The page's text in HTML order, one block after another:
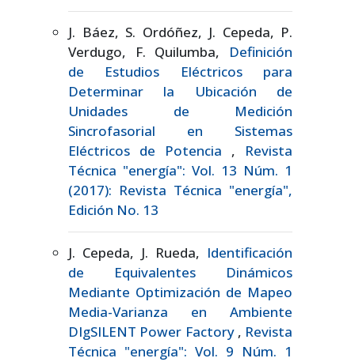
J. Báez, S. Ordóñez, J. Cepeda, P.
Verdugo, F. Quilumba, Definición
de Estudios Eléctricos para
Determinar la Ubicación de
Unidades de Medición
Sincrofasorial en Sistemas
Eléctricos de Potencia , Revista
Técnica "energía": Vol. 13 Núm. 1
(2017): Revista Técnica "energía",
Edición No. 13
J. Cepeda, J. Rueda, Identificación
de Equivalentes Dinámicos
Mediante Optimización de Mapeo
Media-Varianza en Ambiente
DIgSILENT Power Factory , Revista
Técnica "energía": Vol. 9 Núm. 1